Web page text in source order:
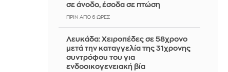
σε άνοδο, έσοδα σε πτώση
ΠΡΙΝ ΑΠΌ 6 ΏΡΕΣ
Λευκάδα: Χειροπέδες σε 58χρονο
μετά την καταγγελία της 31χρονης
συντρόφου του για
ενδοοικογενειακή βία